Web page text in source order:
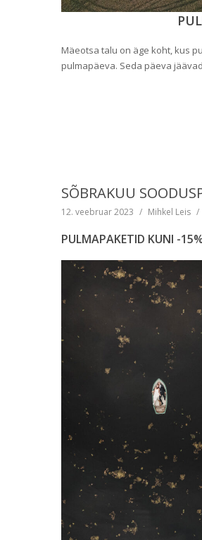
Mäeotsa talu on äge koht, kus
pulmapäeva. Seda päeva
SÕBRAKUU
12. veebruar 2023 / Mihkel Leis /
PULMAPAKETID KUNI -